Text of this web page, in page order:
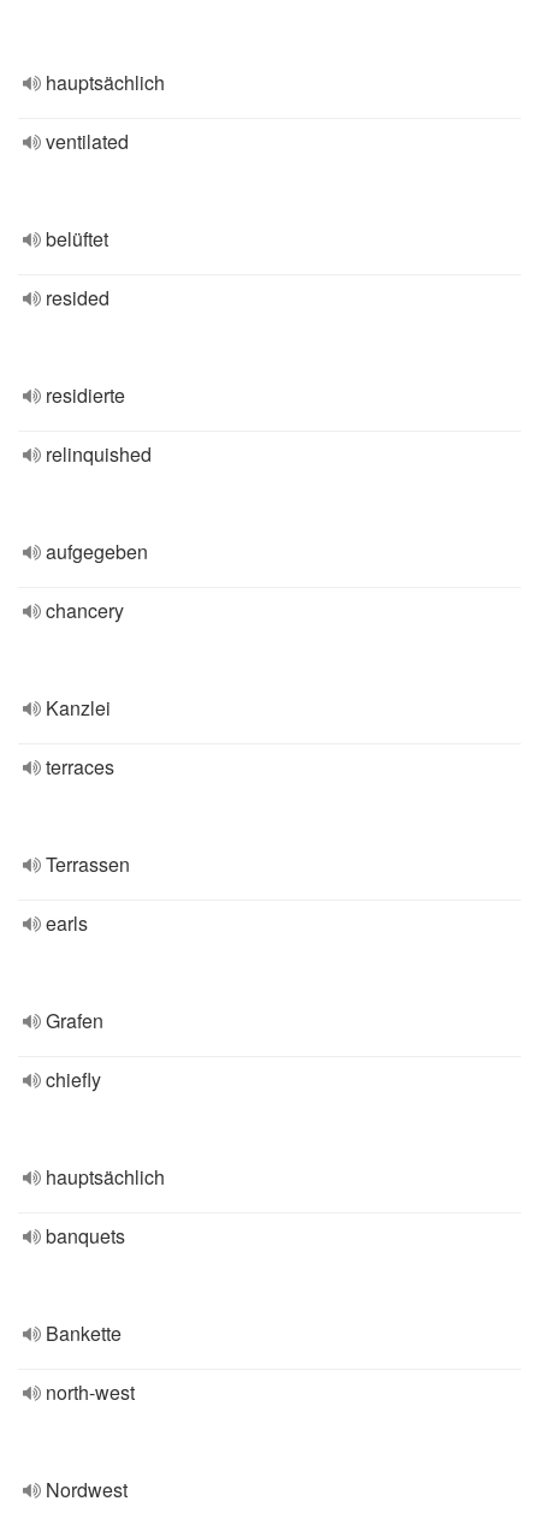
hauptsächlich
ventilated
belüftet
resided
residierte
relinquished
aufgegeben
chancery
Kanzlei
terraces
Terrassen
earls
Grafen
chiefly
hauptsächlich
banquets
Bankette
north-west
Nordwest